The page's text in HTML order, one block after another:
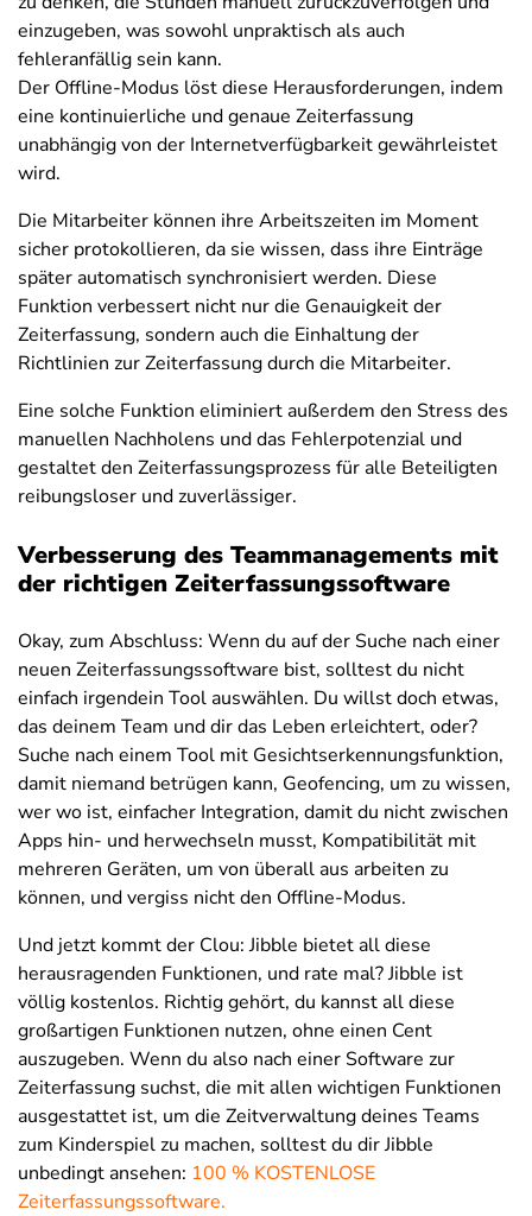
einzugeben, was sowohl unpraktisch als auch
fehleranfällig sein kann.
Der Offline-Modus löst diese Herausforderungen, indem
eine kontinuierliche und genaue Zeiterfassung
unabhängig von der Internetverfügbarkeit gewährleistet
wird.
Die Mitarbeiter können ihre Arbeitszeiten im Moment
sicher protokollieren, da sie wissen, dass ihre Einträge
später automatisch synchronisiert werden. Diese
Funktion verbessert nicht nur die Genauigkeit der
Zeiterfassung, sondern auch die Einhaltung der
Richtlinien zur Zeiterfassung durch die Mitarbeiter.
Eine solche Funktion eliminiert außerdem den Stress des
manuellen Nachholens und das Fehlerpotenzial und
gestaltet den Zeiterfassungsprozess für alle Beteiligten
reibungsloser und zuverlässiger.
Verbesserung des Teammanagements mit
der richtigen Zeiterfassungssoftware
Okay, zum Abschluss: Wenn du auf der Suche nach einer
neuen Zeiterfassungssoftware bist, solltest du nicht
einfach irgendein Tool auswählen. Du willst doch etwas,
das deinem Team und dir das Leben erleichtert, oder?
Suche nach einem Tool mit Gesichtserkennungsfunktion,
damit niemand betrügen kann, Geofencing, um zu wissen,
wer wo ist, einfacher Integration, damit du nicht zwischen
Apps hin- und herwechseln musst, Kompatibilität mit
mehreren Geräten, um von überall aus arbeiten zu
können, und vergiss nicht den Offline-Modus.
Und jetzt kommt der Clou: Jibble bietet all diese
herausragenden Funktionen, und rate mal? Jibble ist
völlig kostenlos. Richtig gehört, du kannst all diese
großartigen Funktionen nutzen, ohne einen Cent
auszugeben. Wenn du also nach einer Software zur
Zeiterfassung suchst, die mit allen wichtigen Funktionen
ausgestattet ist, um die Zeitverwaltung deines Teams
zum Kinderspiel zu machen, solltest du dir Jibble
unbedingt ansehen: 100 % KOSTENLOSE
Zeiterfassungssoftware.